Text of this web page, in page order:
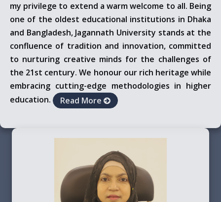
my privilege to extend a warm welcome to all. Being
one of the oldest educational institutions in Dhaka
and Bangladesh, Jagannath University stands at the
confluence of tradition and innovation, committed
to nurturing creative minds for the challenges of
the 21st century. We honour our rich heritage while
embracing cutting-edge methodologies in higher
education.
Read More